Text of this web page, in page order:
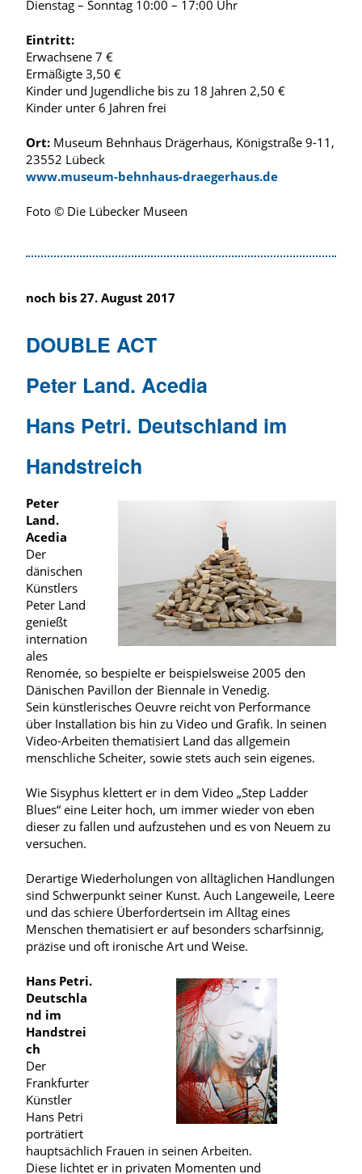
Dienstag – Sonntag 10:00 – 17:00 Uhr
Eintritt:
Erwachsene 7 €
Ermäßigte 3,50 €
Kinder und Jugendliche bis zu 18 Jahren 2,50 €
Kinder unter 6 Jahren frei
Ort: Museum Behnhaus Drägerhaus, Königstraße 9-11,
23552 Lübeck
www.museum-behnhaus-draegerhaus.de
Foto © Die Lübecker Museen
noch bis 27. August 2017
DOUBLE ACT
Peter Land. Acedia
Hans Petri. Deutschland im
Handstreich
Peter
Land.
Acedia
Der
dänischen
Künstlers
Peter Land
genießt
internation
ales
Renomée, so bespielte er beispielsweise 2005 den
Dänischen Pavillon der Biennale in Venedig.
Sein künstlerisches Oeuvre reicht von Performance
über Installation bis hin zu Video und Grafik. In seinen
Video-Arbeiten thematisiert Land das allgemein
menschliche Scheiter, sowie stets auch sein eigenes.
Wie Sisyphus klettert er in dem Video „Step Ladder
Blues“ eine Leiter hoch, um immer wieder von eben
dieser zu fallen und aufzustehen und es von Neuem zu
versuchen.
Derartige Wiederholungen von alltäglichen Handlungen
sind Schwerpunkt seiner Kunst. Auch Langeweile, Leere
und das schiere Überfordertsein im Alltag eines
Menschen thematisiert er auf besonders scharfsinnig,
präzise und oft ironische Art und Weise.
Hans Petri.
Deutschla
nd im
Handstrei
ch
Der
Frankfurter
Künstler
Hans Petri
porträtiert
hauptsächlich Frauen in seinen Arbeiten.
Diese lichtet er in privaten Momenten und